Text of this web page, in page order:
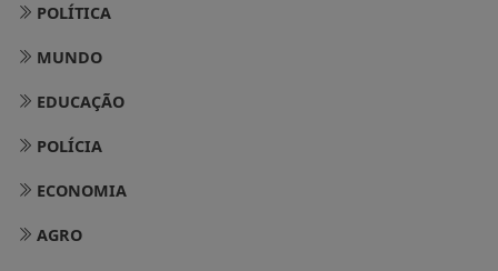
POLÍTICA
MUNDO
EDUCAÇÃO
POLÍCIA
ECONOMIA
AGRO